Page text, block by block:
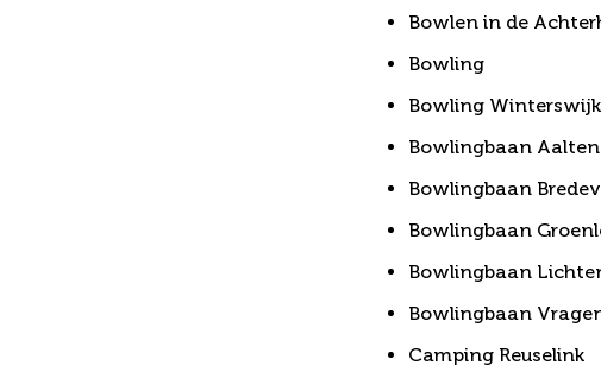
Bowlen in de
Bowling
Bowling Winterswijk
Bowlingbaan Aalten
Bowlingbaan
Bowlingbaan
Bowlingbaan
Bowlingbaan
Camping Reuselink